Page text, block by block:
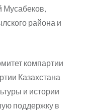
Мусабеков,
района и
компартии
Казахстана
и истории
поддержку в